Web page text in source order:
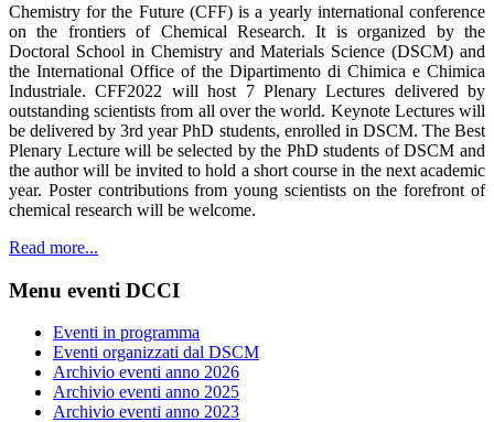
Chemistry for the Future (CFF) is a yearly international conference
on the frontiers of Chemical Research. It is organized by the
Doctoral School in Chemistry and Materials Science (DSCM) and
the International Office of the Dipartimento di Chimica e Chimica
Industriale. CFF2022 will host 7 Plenary Lectures delivered by
outstanding scientists from all over the world. Keynote Lectures will
be delivered by 3rd year PhD students, enrolled in DSCM. The Best
Plenary Lecture will be selected by the PhD students of DSCM and
the author will be invited to hold a short course in the next academic
year. Poster contributions from young scientists on the forefront of
chemical research will be welcome.
Read more...
Menu eventi DCCI
Eventi in programma
Eventi organizzati dal DSCM
Archivio eventi anno 2026
Archivio eventi anno 2025
Archivio eventi anno 2023